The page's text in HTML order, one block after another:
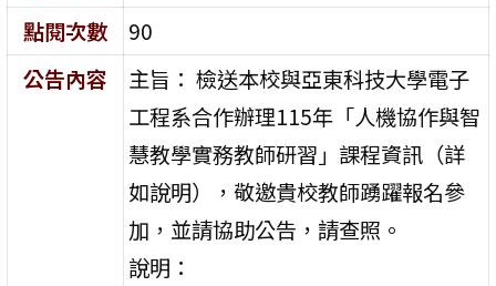
點閱次數
90
公告內容
主旨： 檢送本校與亞東科技大學電子
工程系合作辦理115年「人機協作與智
慧教學實務教師研習」課程資訊（詳
如說明），敬邀貴校教師踴躍報名參
加，並請協助公告，請查照。
說明：